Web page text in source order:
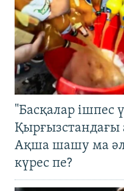
"Басқалар ішпес
Қырғызстандағы
Ақша шашу ма
күрес пе?